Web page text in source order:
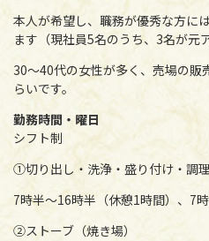
本人が希望し、職務が優秀な方に
ます（現社員5名のうち、3名が元
30～40代の女性が多く、売場の販
らいです。
勤務時間・曜日
シフト制
①切り出し・洗浄・盛り付け・調
7時半～16時半（休憩1時間）、7
②ストーブ（焼き場）